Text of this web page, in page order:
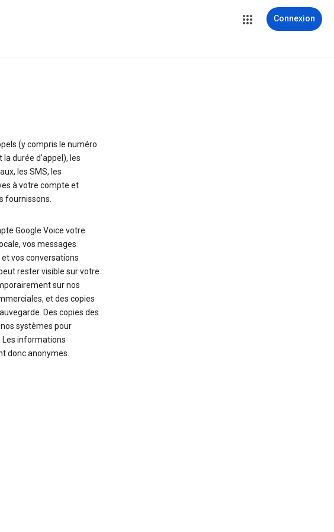
Connexion
(y compris le numéro
la durée d'appel), les
les SMS, les
à votre compte et
fournissons.
Google Voice votre
vos messages
vos conversations
rester visible sur votre
sur nos
et des copies
Des copies des
systèmes pour
Les informations
donc anonymes.